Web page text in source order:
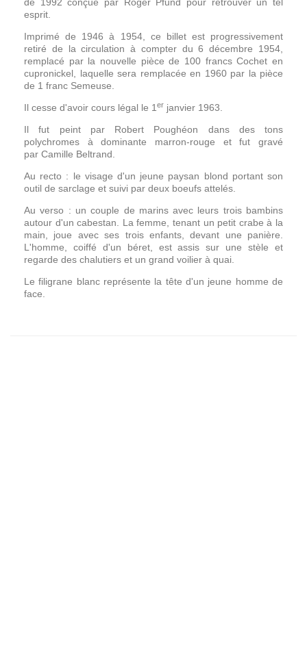
esprit.
Imprimé de 1946 à 1954, ce billet est progressivement
retiré de la circulation à compter du 6 décembre 1954,
remplacé par la nouvelle pièce de 100 francs Cochet en
cupronickel, laquelle sera remplacée en 1960 par la pièce
de 1 franc Semeuse.
Il cesse d'avoir cours légal le 1 er janvier 1963.
Il fut peint par Robert Poughéon dans des tons
polychromes à dominante marron-rouge et fut gravé
par Camille Beltrand.
Au recto : le visage d'un jeune paysan blond portant son
outil de sarclage et suivi par deux boeufs attelés.
Au verso : un couple de marins avec leurs trois bambins
autour d'un cabestan. La femme, tenant un petit crabe à la
main, joue avec ses trois enfants, devant une panière.
L'homme, coiffé d'un béret, est assis sur une stèle et
regarde des chalutiers et un grand voilier à quai.
Le filigrane blanc représente la tête d'un jeune homme de
face.